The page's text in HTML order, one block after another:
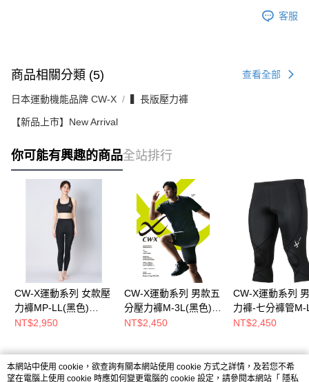
客服
商品相關分類 (5) 查看全部
日本運動機能品牌 CW-X ▍長版壓力褲
【新品上市】New Arrival
你可能有興趣的商品全站排行
CW-X運動系列 女款壓
力褲MP-LL(黑色)
CL2499BL
NT$2,950
CW-X運動系列 男款五
分壓力褲M-3L(黑色)
CV1505BL
NT$2,450
CW-X運動系列
力褲-七分褲管M-
色系) CL1497BL
NT$2,450
熱門標籤